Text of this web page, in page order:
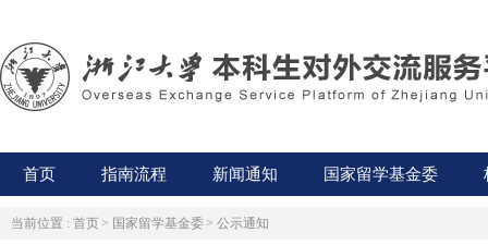
首页 指南流程 新闻通知 国家留学基金委
当前位置 : 首页 > 国家留学基金委 > 公示通知